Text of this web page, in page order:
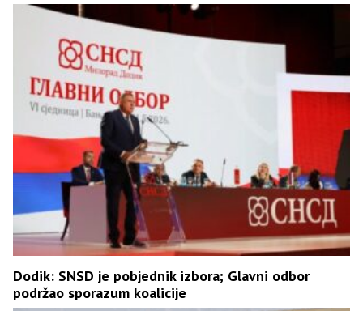
Dodik: SNSD je pobjednik izbora; Glavni odbor
podržao sporazum koalicije